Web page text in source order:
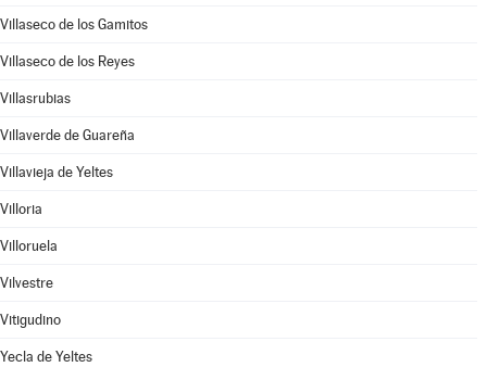
Villaseco de los Gamitos
Villaseco de los Reyes
Villasrubias
Villaverde de Guareña
Villavieja de Yeltes
Villoria
Villoruela
Vilvestre
Vitigudino
Yecla de Yeltes